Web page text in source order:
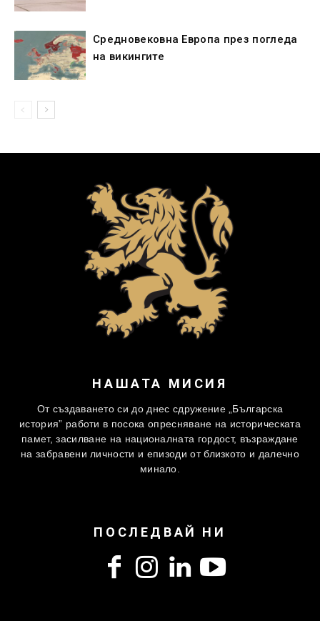
Средновековна Европа през погледа
на викингите
НАШАТА МИСИЯ
От създаването си до днес сдружение „Българска
история” работи в посока опресняване на историческата
памет, засилване на националната гордост, възраждане
на забравени личности и епизоди от близкото и далечно
минало.
ПОСЛЕДВАЙ НИ